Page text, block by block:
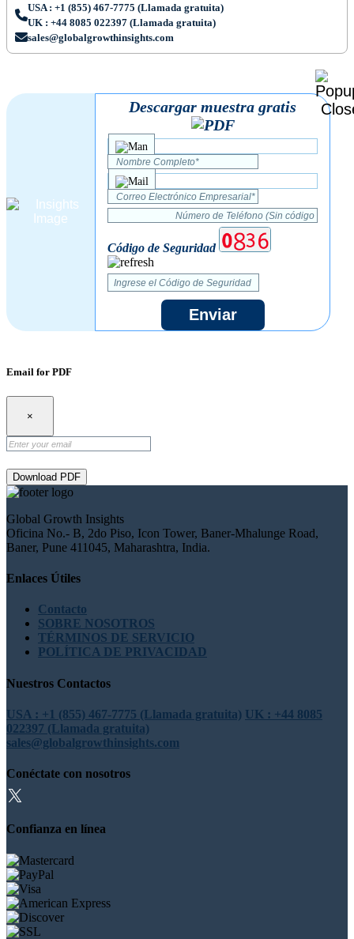
USA : +1 (855) 467-7775 (Llamada gratuita)
UK : +44 8085 022397 (Llamada gratuita)
sales@globalgrowthinsights.com
Descargar muestra gratis
Código de Seguridad
Enviar
Email for PDF
×
Download PDF
Global Growth Insights
Oficina No.- B, 2do Piso, Icon Tower, Baner-Mhalunge Road,
Baner, Pune 411045, Maharashtra, India.
Enlaces Útiles
Contacto
SOBRE NOSOTROS
TÉRMINOS DE SERVICIO
POLÍTICA DE PRIVACIDAD
Nuestros Contactos
USA : +1 (855) 467-7775 (Llamada gratuita) UK : +44 8085
022397 (Llamada gratuita)
sales@globalgrowthinsights.com
Conéctate con nosotros
Confianza en línea